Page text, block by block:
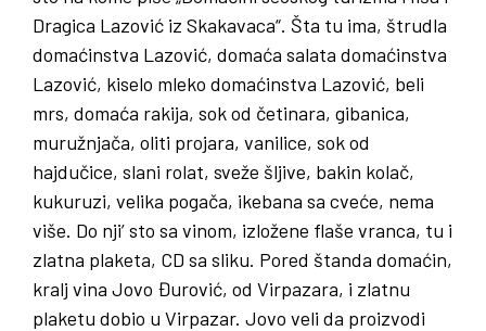
Dragica Lazović iz Skakavaca“. Šta tu ima, štrudla
domaćinstva Lazović, domaća salata domaćinstva
Lazović, kiselo mleko domaćinstva Lazović, beli
mrs, domaća rakija, sok od četinara, gibanica,
muružnjača, oliti projara, vanilice, sok od
hajdučice, slani rolat, sveže šljive, bakin kolač,
kukuruzi, velika pogača, ikebana sa cveće, nema
više. Do nji’ sto sa vinom, izložene flaše vranca, tu i
zlatna plaketa, CD sa sliku. Pored štanda domaćin,
kralj vina Jovo Đurović, od Virpazara, i zlatnu
plaketu dobio u Virpazar. Jovo veli da proizvodi